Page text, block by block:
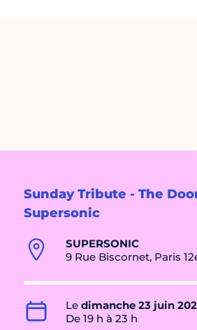
Sunday Tribute - The
Supersonic
SUPERSONIC
9 Rue Biscornet, Paris
Le dimanche 23 juin
De 19 h à 23 h